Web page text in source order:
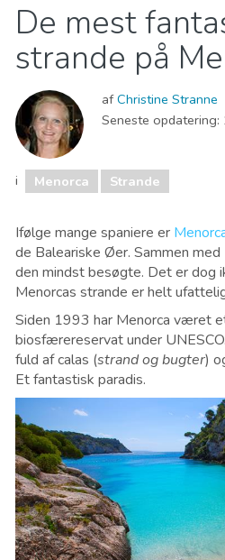
Hvor skal I bo
Museum &
Strande
De mest
strande på
afChristine Stranne
Seneste opdatering:
i Menorca Strande
Ifølge mange spaniere er
de Baleariske Øer. Sammen
den mindst besøgte. Det er dog
Menorcas strande er helt
Siden 1993 har Menorca været
biosfærereservat under
fuld af calas (strand og bugter)
Et fantastisk paradis.